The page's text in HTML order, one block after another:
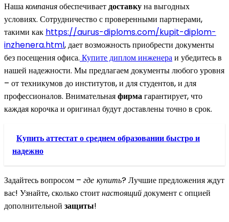
Нашакомпанияобеспечиваетдоставкуна выгодных
условиях. Сотрудничество с проверенными партнерами,
такими как https://aurus-diploms.com/kupit-diplom-
inzhenera.html, дает возможность приобрести документы
без посещения офиса. Купите диплом инженераи убедитесь в
нашей надежности. Мы предлагаем документы любого уровня
– от техникумов до институтов, и для студентов, и для
профессионалов. Внимательнаяфирмагарантирует, что
каждая корочка и оригинал будут доставлены точно в срок.
Купить аттестат о среднем образовании быстро и
надежно
Задайтесь вопросом – где купить? Лучшие предложения ждут
вас! Узнайте, сколько стоитнастоящийдокумент с опцией
дополнительной защиты!